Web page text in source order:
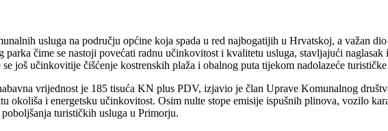
usluga na području općine koja spada u red najbogatijih u Hrvatskoj, a važan
parka čime se nastoji povećati radnu učinkovitost i kvalitetu usluga, stavljajući
još učinkovitije čišćenje kostrenskih plaža i obalnog puta tijekom nadolazeće turističke
vrijednost je 185 tisuća KN plus PDV, izjavio je član Uprave Komunalnog
okoliša i energetsku učinkovitost. Osim nulte stope emisije ispušnih plinova, vozilo
turističkih usluga u Primorju.